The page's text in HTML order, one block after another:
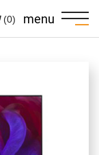
menu
(0)